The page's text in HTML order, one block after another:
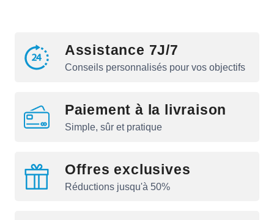
Assistance 7J/7
Conseils personnalisés pour vos objectifs
Paiement à la livraison
Simple, sûr et pratique
Offres exclusives
Réductions jusqu'à 50%